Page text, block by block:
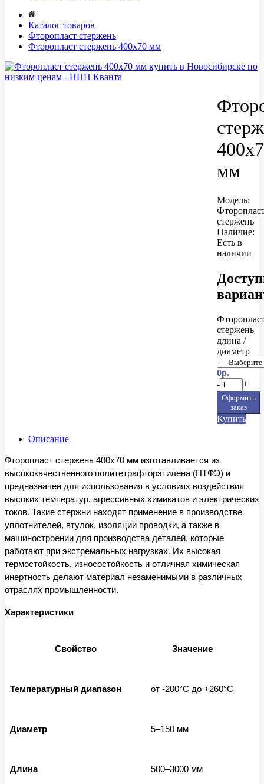
Каталог товаров
Фторопласт стержень
Фторопласт стержень 400x70 мм
мм
Модель:
стержень
Наличие:
Есть в
наличии
стержень
длина /
диаметр
0р.
-
+
Оформить
заказ
Купить
Описание
Фторопласт стержень 400x70 мм изготавливается из
высококачественного политетрафторэтилена (ПТФЭ) и
предназначен для использования в условиях воздействия
высоких температур, агрессивных химикатов и электрических
токов. Такие стержни находят применение в производстве
уплотнителей, втулок, изоляции проводки, а также в
машиностроении для производства деталей, которые
работают при экстремальных нагрузках. Их высокая
термостойкость, износостойкость и отличная химическая
инертность делают материал незаменимыми в различных
отраслях промышленности.
Характеристики
Свойство Значение
Температурный диапазон от -200°C до +260°C
Диаметр 5–150 мм
Длина 500–3000 мм